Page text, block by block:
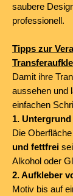
saubere
professionell.
Tipps zur
Damit ihre
aussehen und
einfachen
1.
Die
und fettfrei
Alkohol oder
2. Aufkleber
Motiv bis auf